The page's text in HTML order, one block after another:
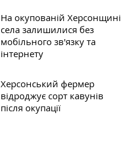
На окупованій Херсонщині
села залишилися без
мобільного зв'язку та
інтернету
Херсонський фермер
відроджує сорт кавунів
після окупації